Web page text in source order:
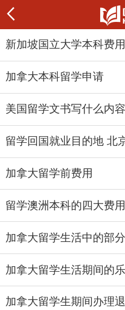
新加坡国立大学本科费用
加拿大本科留学申请
美国留学文书写什么内容
留学回国就业目的地 北
加拿大留学前费用
留学澳洲本科的四大费用
加拿大留学生活中的部
加拿大留学生活期间的
加拿大留学生期间办理